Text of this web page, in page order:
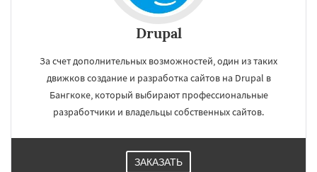
Drupal
За счет дополнительных возможностей, один из таких
движков создание и разработка сайтов на Drupal в
Бангкоке, который выбирают профессиональные
разработчики и владельцы собственных сайтов.
ЗАКАЗАТЬ